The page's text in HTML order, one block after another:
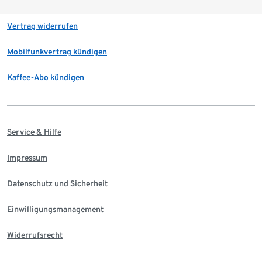
Vertrag widerrufen
Mobilfunkvertrag kündigen
Kaffee-Abo kündigen
Service & Hilfe
Impressum
Datenschutz und Sicherheit
Einwilligungsmanagement
Widerrufsrecht